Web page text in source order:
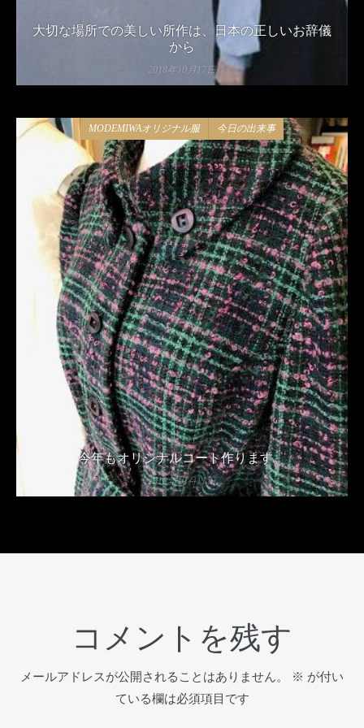
大切な場所での美しい所作は、日本の正しいお辞儀
から
2018年10月17日
MODEMIWAオリジナル服 今日の出来事
今年もオリジナルコート作ります。
2018年10月11日
コメントを残す
メールアドレスが公開されることはありません。 ※ が付い
ている欄は必須項目です